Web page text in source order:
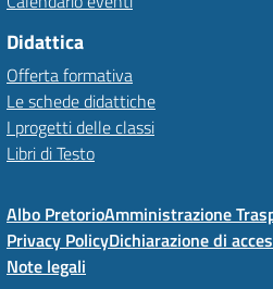
Didattica
Offerta formativa
Le schede didattiche
I progetti delle classi
Libri di Testo
Albo PretorioAmministrazione
Privacy PolicyDichiarazione di
Note legali